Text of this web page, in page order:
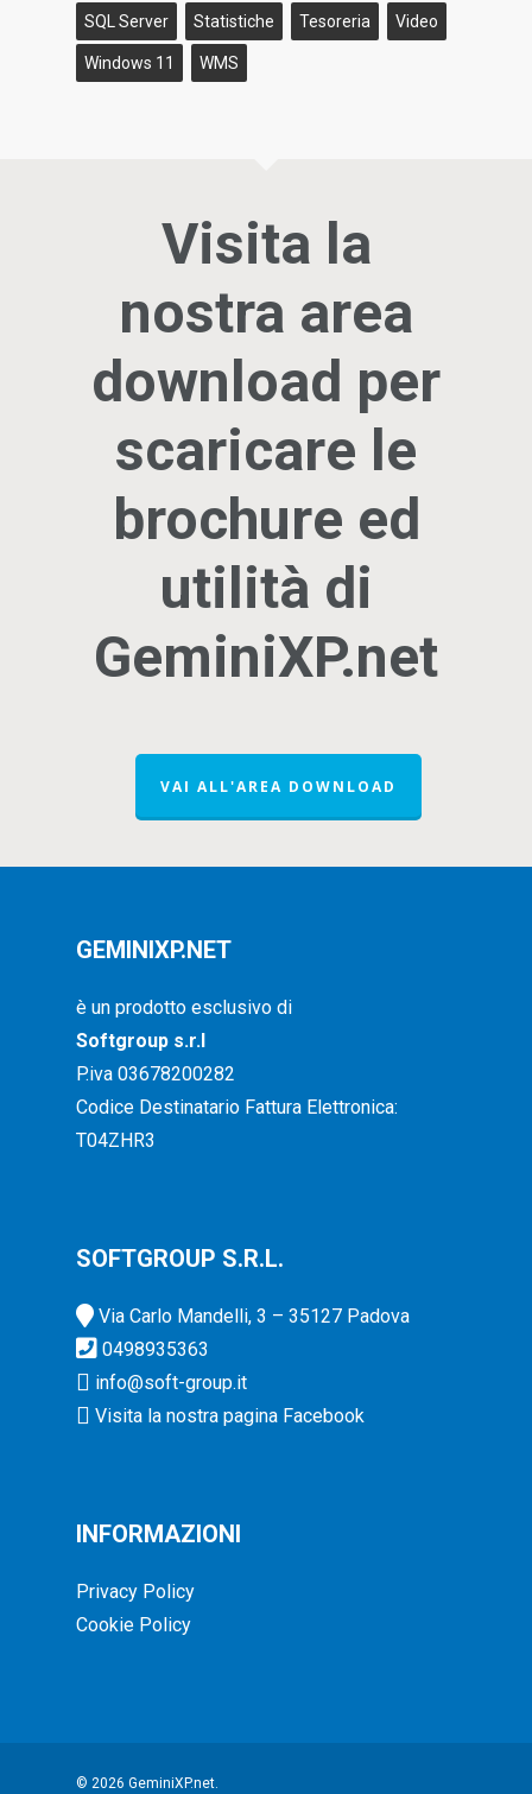
SQL Server Statistiche Tesoreria Video
Windows 11 WMS
Visita la
nostra area
download per
scaricare le
brochure ed
utilità di
GeminiXP.net
VAI ALL'AREA DOWNLOAD
GEMINIXP.NET
è un prodotto esclusivo di
Softgroup s.r.l
P.iva 03678200282
Codice Destinatario Fattura Elettronica:
T04ZHR3
SOFTGROUP S.R.L.
Via Carlo Mandelli, 3 – 35127 Padova
0498935363
info@soft-group.it
Visita la nostra pagina Facebook
INFORMAZIONI
Privacy Policy
Cookie Policy
© 2026 GeminiXP.net.